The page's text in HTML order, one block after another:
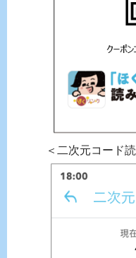
＜二次元コード